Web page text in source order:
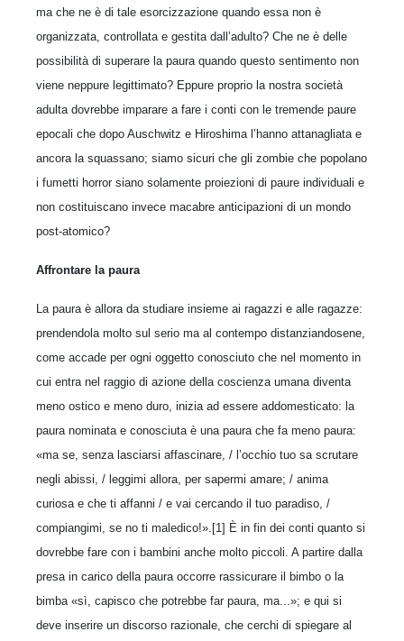
ma che ne è di tale esorcizzazione quando essa non è
organizzata, controllata e gestita dall’adulto? Che ne è delle
possibilità di superare la paura quando questo sentimento non
viene neppure legittimato? Eppure proprio la nostra società
adulta dovrebbe imparare a fare i conti con le tremende paure
epocali che dopo Auschwitz e Hiroshima l’hanno attanagliata e
ancora la squassano; siamo sicuri che gli zombie che popolano
i fumetti horror siano solamente proiezioni di paure individuali e
non costituiscano invece macabre anticipazioni di un mondo
post-atomico?
Affrontare la paura
La paura è allora da studiare insieme ai ragazzi e alle ragazze:
prendendola molto sul serio ma al contempo distanziandosene,
come accade per ogni oggetto conosciuto che nel momento in
cui entra nel raggio di azione della coscienza umana diventa
meno ostico e meno duro, inizia ad essere addomesticato: la
paura nominata e conosciuta è una paura che fa meno paura:
«ma se, senza lasciarsi affascinare, / l’occhio tuo sa scrutare
negli abissi, / leggimi allora, per sapermi amare; / anima
curiosa e che ti affanni / e vai cercando il tuo paradiso, /
compiangimi, se no ti maledico!».[1] È in fin dei conti quanto si
dovrebbe fare con i bambini anche molto piccoli. A partire dalla
presa in carico della paura occorre rassicurare il bimbo o la
bimba «sì, capisco che potrebbe far paura, ma...»; e qui si
deve inserire un discorso razionale, che cerchi di spiegare al